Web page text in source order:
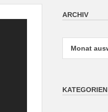
ARCHIV
KATEGORIEN